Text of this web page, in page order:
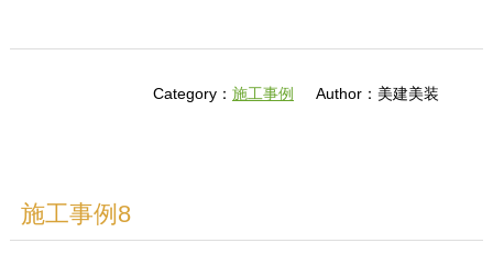
Category：施工事例 Author：美建美装
施工事例8